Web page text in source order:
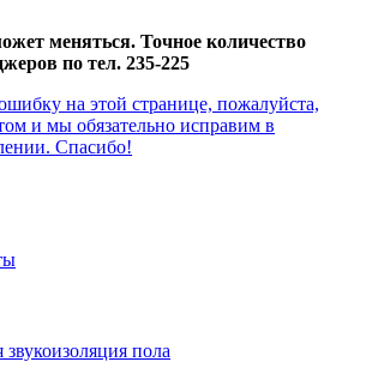
меняться. Точное количество
по тел. 235-225
на этой странице, пожалуйста,
и мы обязательно исправим в
Спасибо!
пола